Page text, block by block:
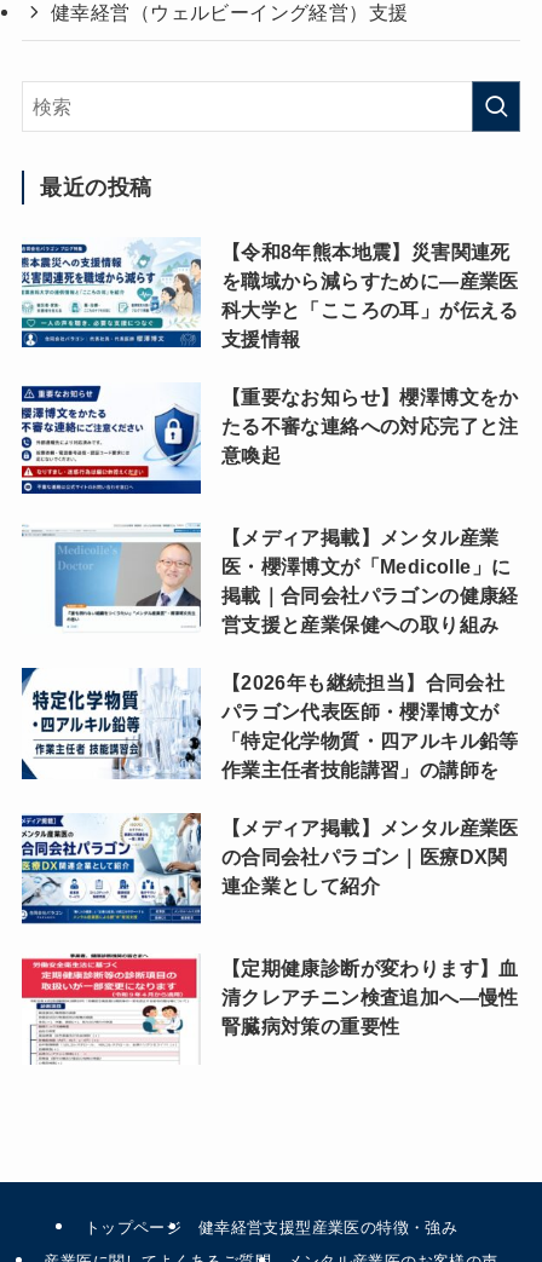
健幸経営（ウェルビーイング経営）支援
最近の投稿
【令和8年熊本地震】災害関連死
を職域から減らすために―産業医
科大学と「こころの耳」が伝える
支援情報
【重要なお知らせ】櫻澤博文をか
たる不審な連絡への対応完了と注
意喚起
【メディア掲載】メンタル産業
医・櫻澤博文が「Medicolle」に
掲載｜合同会社パラゴンの健康経
営支援と産業保健への取り組み
【2026年も継続担当】合同会社
パラゴン代表医師・櫻澤博文が
「特定化学物質・四アルキル鉛等
作業主任者技能講習」の講師を
【メディア掲載】メンタル産業医
の合同会社パラゴン｜医療DX関
連企業として紹介
【定期健康診断が変わります】血
清クレアチニン検査追加へ―慢性
腎臓病対策の重要性
トップページ
健幸経営支援型産業医の特徴・強み